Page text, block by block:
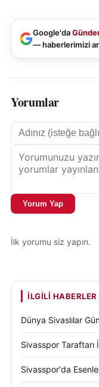
Google'da
— haberlerimizi
Yorumlar
Yorum Yap
İlk yorumu siz yapın.
İLGILI HABERLER
Dünya Sivaslılar
Sivasspor Taraftarı
Sivasspor'da